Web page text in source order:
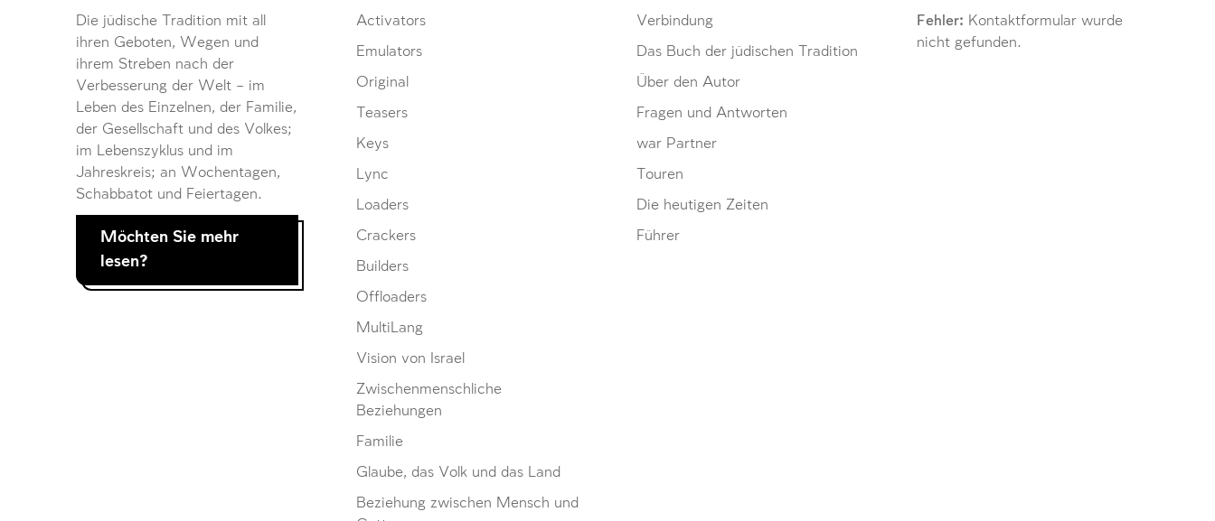
Fehler: Kontaktformular wurde
nicht gefunden.
Verbindung
Das Buch der jüdischen Tradition
Über den Autor
Fragen und Antworten
war Partner
Touren
Die heutigen Zeiten
Führer
Activators
Emulators
Original
Teasers
Keys
Lync
Loaders
Crackers
Builders
Offloaders
MultiLang
Vision von Israel
Zwischenmenschliche
Beziehungen
Familie
Glaube, das Volk und das Land
Beziehung zwischen Mensch und
Die jüdische Tradition mit all
ihren Geboten, Wegen und
ihrem Streben nach der
Verbesserung der Welt – im
Leben des Einzelnen, der Familie,
der Gesellschaft und des Volkes;
im Lebenszyklus und im
Jahreskreis; an Wochentagen,
Schabbatot und Feiertagen.
Möchten Sie mehr
lesen?